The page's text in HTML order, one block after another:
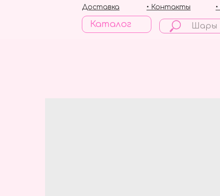
Каталог
• Контакты
Доставка